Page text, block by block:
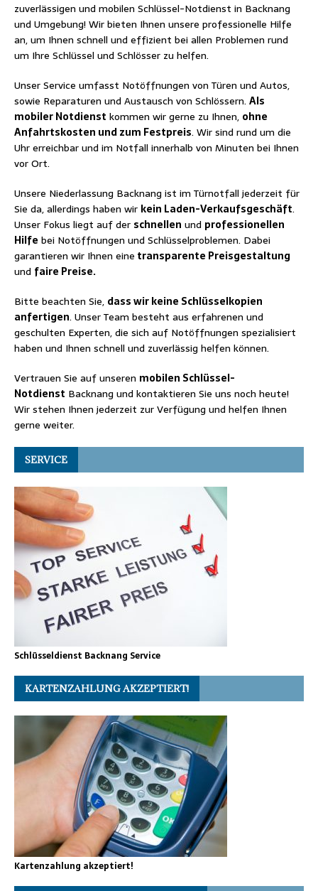
zuverlässigen und mobilen Schlüssel-Notdienst in Backnang
und Umgebung! Wir bieten Ihnen unsere professionelle Hilfe
an, um Ihnen schnell und effizient bei allen Problemen rund
um Ihre Schlüssel und Schlösser zu helfen.
Unser Service umfasst Notöffnungen von Türen und Autos,
sowie Reparaturen und Austausch von Schlössern. Als
mobiler Notdienst kommen wir gerne zu Ihnen, ohne
Anfahrtskosten und zum Festpreis. Wir sind rund um die
Uhr erreichbar und im Notfall innerhalb von Minuten bei Ihnen
vor Ort.
Unsere Niederlassung Backnang ist im Türnotfall jederzeit für
Sie da, allerdings haben wir kein Laden-Verkaufsgeschäft.
Unser Fokus liegt auf der schnellen und professionellen
Hilfe bei Notöffnungen und Schlüsselproblemen. Dabei
garantieren wir Ihnen eine transparente Preisgestaltung
und faire Preise.
Bitte beachten Sie, dass wir keine Schlüsselkopien
anfertigen. Unser Team besteht aus erfahrenen und
geschulten Experten, die sich auf Notöffnungen spezialisiert
haben und Ihnen schnell und zuverlässig helfen können.
Vertrauen Sie auf unseren mobilen Schlüssel-
Notdienst Backnang und kontaktieren Sie uns noch heute!
Wir stehen Ihnen jederzeit zur Verfügung und helfen Ihnen
gerne weiter.
SERVICE
Schlüsseldienst Backnang Service
KARTENZAHLUNG AKZEPTIERT!
Kartenzahlung akzeptiert!